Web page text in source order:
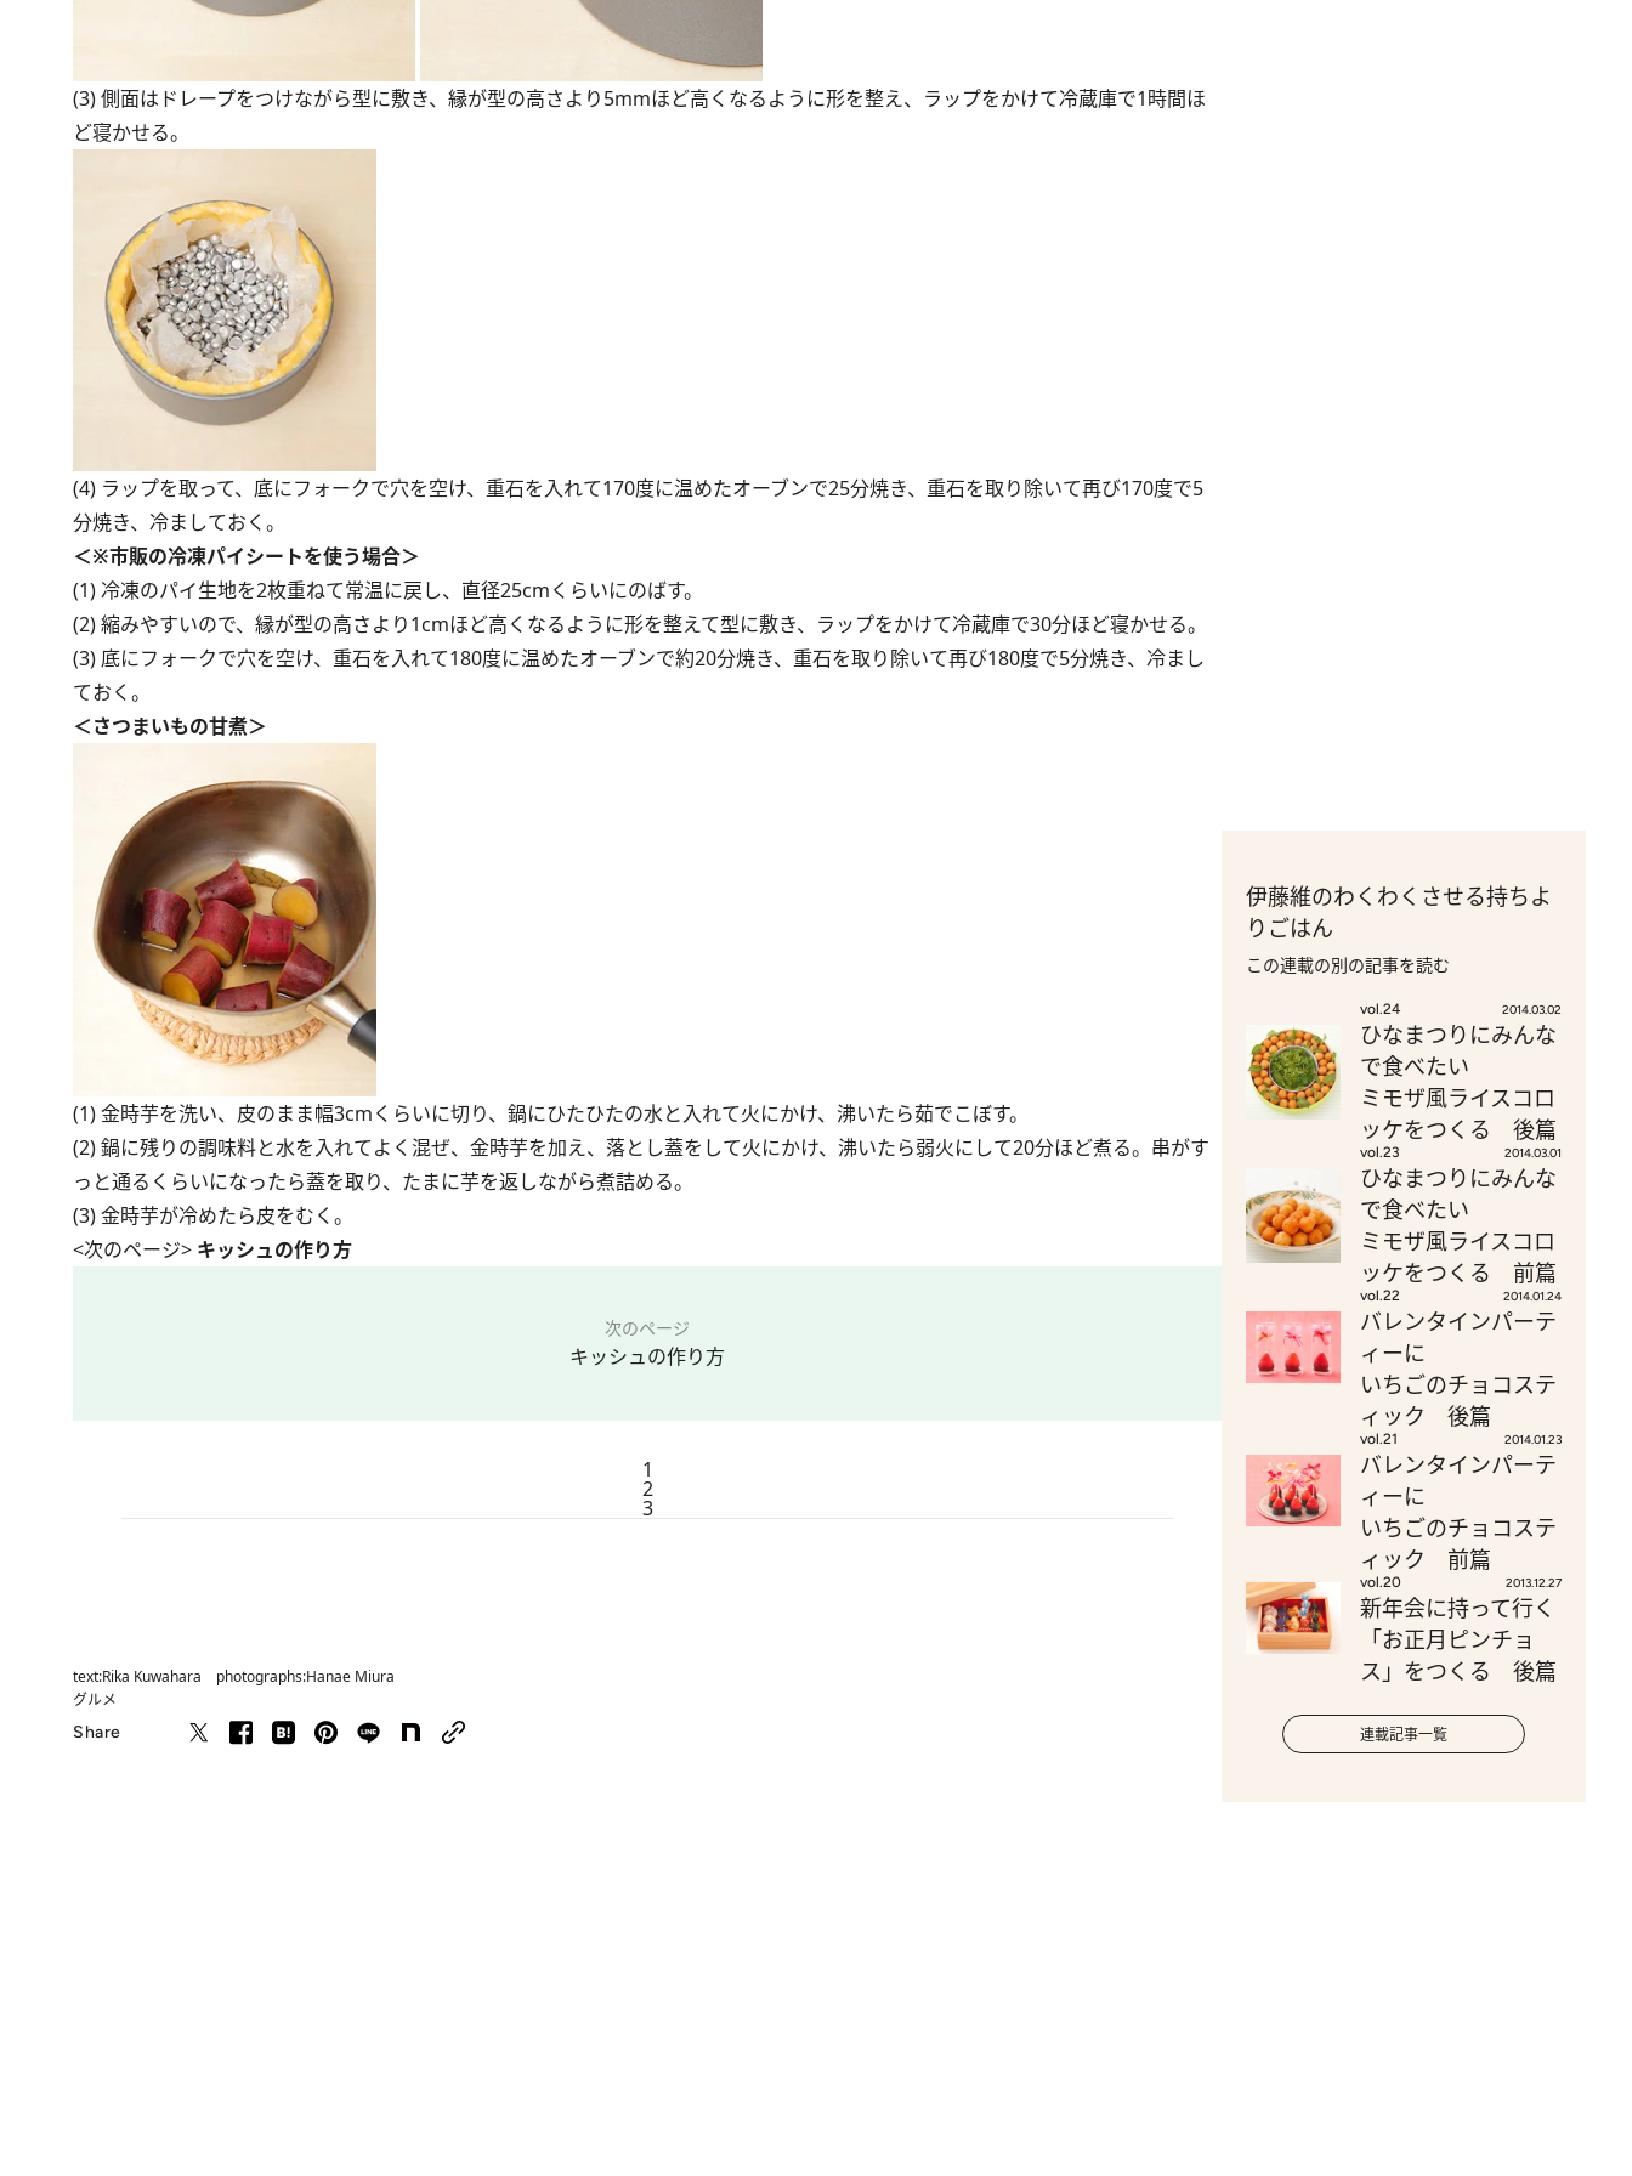
(3) 側面はドレープをつけながら型に敷き、縁が型の高さより5mmほど高くなるように形を整え、ラップをかけて冷蔵庫で1時間ほ
ど寝かせる。
(4) ラップを取って、底にフォークで穴を空け、重石を入れて170度に温めたオーブンで25分焼き、重石を取り除いて再び170度で5
分焼き、冷ましておく。
＜※市販の冷凍パイシートを使う場合＞
(1) 冷凍のパイ生地を2枚重ねて常温に戻し、直径25cmくらいにのばす。
(2) 縮みやすいので、縁が型の高さより1cmほど高くなるように形を整えて型に敷き、ラップをかけて冷蔵庫で30分ほど寝かせる。
(3) 底にフォークで穴を空け、重石を入れて180度に温めたオーブンで約20分焼き、重石を取り除いて再び180度で5分焼き、冷まし
ておく。
＜さつまいもの甘煮＞
(1) 金時芋を洗い、皮のまま幅3cmくらいに切り、鍋にひたひたの水と入れて火にかけ、沸いたら茹でこぼす。
(2) 鍋に残りの調味料と水を入れてよく混ぜ、金時芋を加え、落とし蓋をして火にかけ、沸いたら弱火にして20分ほど煮る。串がす
っと通るくらいになったら蓋を取り、たまに芋を返しながら煮詰める。
(3) 金時芋が冷めたら皮をむく。
<次のページ> キッシュの作り方
次のページ
キッシュの作り方
1
2
3
text:Rika Kuwahara photographs:Hanae Miura
グルメ
Share
伊藤維のわくわくさせる持ちよ
りごはん
この連載の別の記事を読む
vol.24 2014.03.02
ひなまつりにみんな
で食べたい
ミモザ風ライスコロ
ッケをつくる 後篇
vol.23 2014.03.01
ひなまつりにみんな
で食べたい
ミモザ風ライスコロ
ッケをつくる 前篇
vol.22 2014.01.24
バレンタインパーテ
ィーに
いちごのチョコステ
ィック 後篇
vol.21 2014.01.23
バレンタインパーテ
ィーに
いちごのチョコステ
ィック 前篇
vol.20 2013.12.27
新年会に持って行く
「お正月ピンチョ
ス」をつくる 後篇
連載記事一覧